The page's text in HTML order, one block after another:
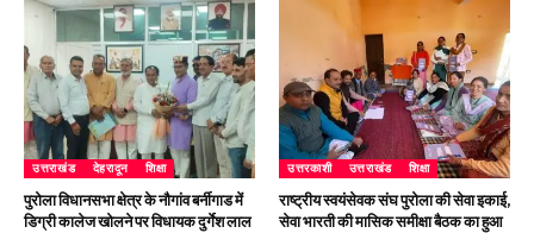
उत्तराखंड देहरादून शिक्षा
पुरोला विधानसभा क्षेत्र के नौगांव बर्नीगाड में
डिग्री कालेज खोलने पर विधायक दुर्गेश लाल
उत्तरकाशी उत्तराखंड शिक्षा
राष्ट्रीय स्वयंसेवक संघ पुरोला की सेवा इकाई,
सेवा भारती की मासिक समीक्षा बैठक का हुआ